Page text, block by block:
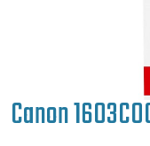
Canon